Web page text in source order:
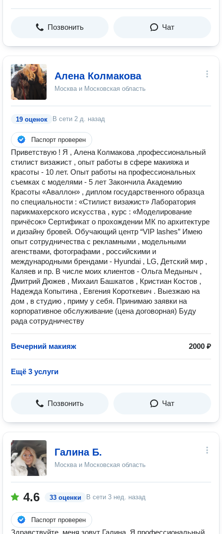
Позвонить Чат
Алена Колмакова
Москва и Московская область
19 оценок В сети 2 д. назад
Паспорт проверен
Приветствую ! Я , Алена Колмакова ,профессиональный
стилист визажист , опыт работы в сфере макияжа и
красоты - 10 лет. Опыт работы на профессиональных
съемках с моделями - 5 лет Закончила Академию
Красоты «Аваллон» , диплом государственного образца
по специальности : «Стилист визажист» Лаборатория
парикмахерского искусства , курс : «Моделирование
причёсок» Сертификат о прохождении МК по архитектуре
и дизайну бровей. Обучающий центр “VIP lashes” Имею
опыт сотрудничества с рекламными , модельными
агенствами, фотографами , российскими и
международными брендами - Hyundai , LG, Детский мир ,
Каляев и пр. В числе моих клиентов - Ольга Медыныч ,
Дмитрий Дюжев , Михаил Башкатов , Кристиан Костов ,
Надежда Копытина , Евгения Короткевич . Выезжаю на
дом , в студию , приму у себя. Принимаю заявки на
корпоративное обслуживание (цена договорная) Буду
рада сотрудничеству
Вечерний макияж 2000 ₽
Ещё 3 услуги
Позвонить Чат
Галина Б.
Москва и Московская область
4.6 33 оценки В сети 3 нед. назад
Паспорт проверен
Здравствуйте, меня зовут Галина. Я профессиональный